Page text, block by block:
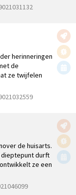
herinneringen
de
ze twijfelen
de huisarts.
dieptepunt durft
ze een